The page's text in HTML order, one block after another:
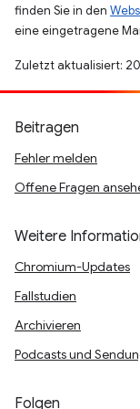
finden Sie in den
eine eingetragene
Zuletzt aktualisiert:
Beitragen
Fehler melden
Offene Fragen
Weitere
Chromium-Updates
Fallstudien
Archivieren
Podcasts und
Folgen